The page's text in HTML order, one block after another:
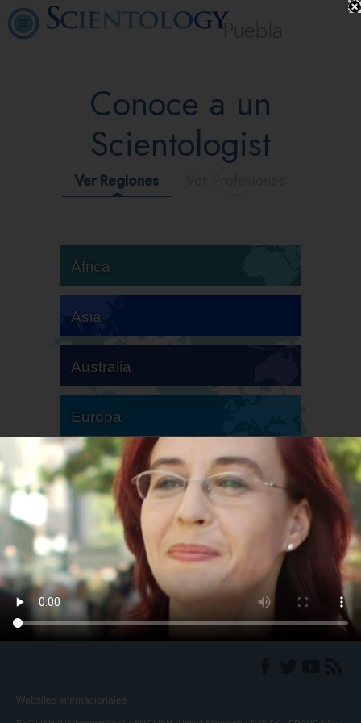
Puebla
Conoce a un
Scientologist
Ver Regiones
África
Asia
Australia
Europa
Sudamérica
Norteamérica
Websites Internacionales